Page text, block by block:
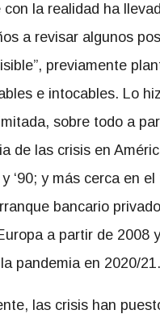
con la realidad ha
a revisar algunos
previamente
e intocables. Lo
sobre todo a
de las crisis en
y ‘90; y más cerca en
bancario
a partir de 2008
pandemia en 2020/21.
las crisis han